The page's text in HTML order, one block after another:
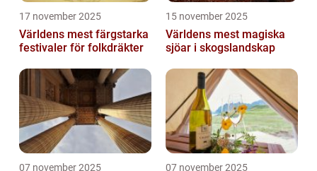
17 november 2025
Världens mest färgstarka
festivaler för folkdräkter
15 november 2025
Världens mest magiska
sjöar i skogslandskap
07 november 2025 07 november 2025